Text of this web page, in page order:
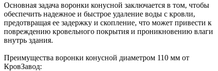
Основная задача воронки конусной заключается в том, чтобы
обеспечить надежное и быстрое удаление воды с кровли,
предотвращая ее задержку и скопление, что может привести к
повреждению кровельного покрытия и проникновению влаги
внутрь здания.
Преимущества воронки конусной диаметром 110 мм от
КровЗавод: